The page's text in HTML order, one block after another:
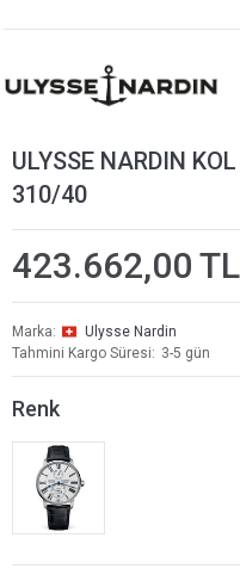
ULYSSE NARDIN
310/40
423.662,00 TL
Marka
Ulysse Nardin
Tahmini Kargo Süresi
3-5 gün
Renk